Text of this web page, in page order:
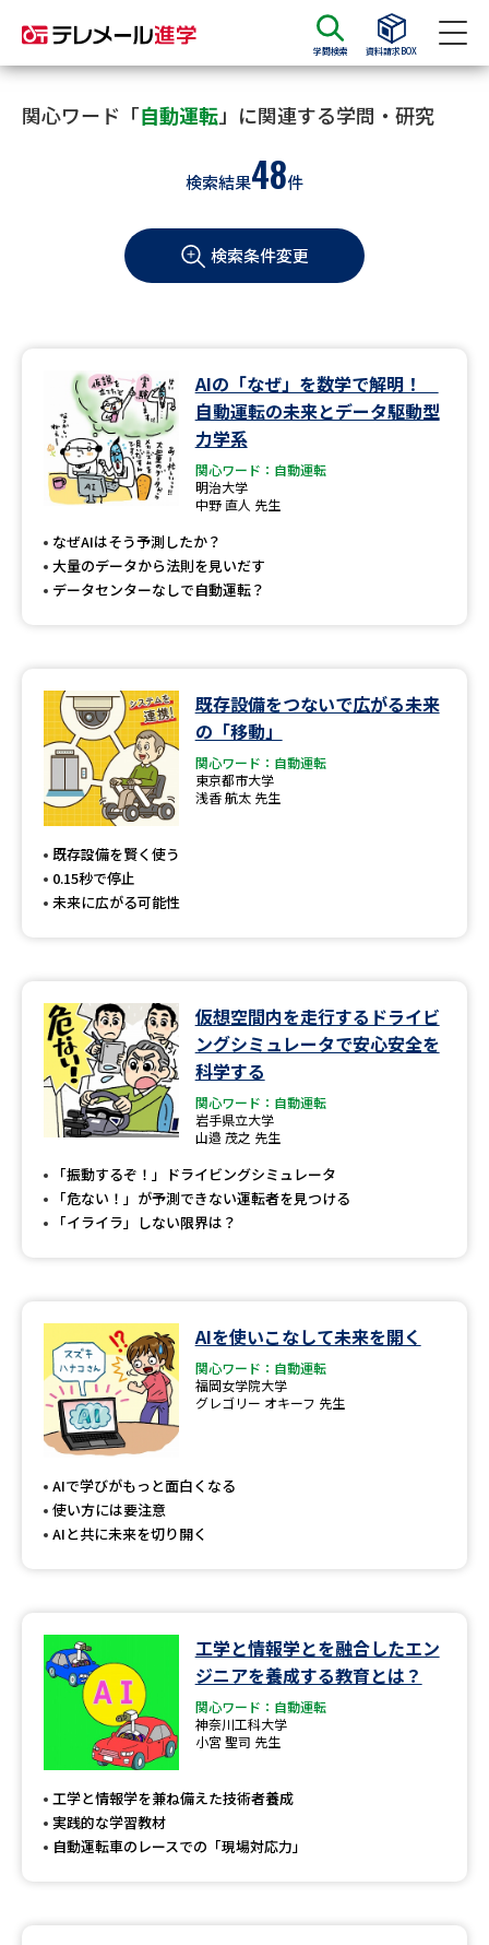
学問検索 資料請求BOX
資料請求 資料検索
大学・短大の資料種類から請求
学部・学科パンフ
過去問題集
大学・短大以外の資料から請求
専門学校の資料請求
留学・進学関連、塾・予備校
内」の請求
大学入学共通テスト「受験上の
高等学校（情報）教員資格認定
大学研究
大学で学べる内容や特徴を調べる
データサイエンス特集 奨学金・特待生制度特集
デジタルパンフレット 進路の３択
新学年スタート号特集ページ
新学年スタート号特集ページ
SELFBRAND特集ページ
オープンキャンパス検索
来場型・Web型イベント特集 夢ナビライブ
先輩が入学を決めた理由 テレメール全国一斉進学調査
新生活お役立ちガイド
学問発見
関心ワード「自動運転」に関連する学問・研究
検索結果48件
検索条件変更
AIの「なぜ」を数学で解明！
自動運転の未来とデータ駆動型
力学系
関心ワード：自動運転
明治大学
中野 直人 先生
なぜAIはそう予測したか？
大量のデータから法則を見いだす
データセンターなしで自動運転？
既存設備をつないで広がる未来
の「移動」
関心ワード：自動運転
東京都市大学
浅香 航太 先生
既存設備を賢く使う
0.15秒で停止
未来に広がる可能性
仮想空間内を走行するドライビ
ングシミュレータで安心安全を
科学する
関心ワード：自動運転
岩手県立大学
山邉 茂之 先生
「振動するぞ！」ドライビングシミュレータ
「危ない！」が予測できない運転者を見つける
「イライラ」しない限界は？
AIを使いこなして未来を開く
関心ワード：自動運転
福岡女学院大学
グレゴリー オキーフ 先生
AIで学びがもっと面白くなる
使い方には要注意
AIと共に未来を切り開く
工学と情報学とを融合したエン
ジニアを養成する教育とは？
関心ワード：自動運転
神奈川工科大学
小宮 聖司 先生
工学と情報学を兼ね備えた技術者養成
実践的な学習教材
自動運転車のレースでの「現場対応力」